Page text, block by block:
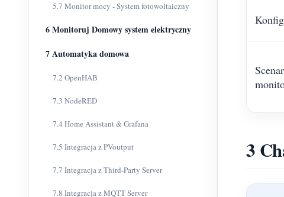
5.7 Monitor mocy - System fotowoltaiczny
6 Monitoruj Domowy system elektryczny
7 Automatyka domowa
7.2 OpenHAB
7.3 NodeRED
7.4 Home Assistant & Grafana
7.5 Integracja z PVoutput
7.7 Integracja z Third-Party Server
7.8 Integracja z MQTT Server
3